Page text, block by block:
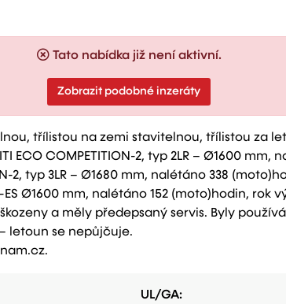
Tato nabídka již není aktivní.
Zobrazit podobné inzeráty
třílistou na zemi stavitelnou, třílistou za
COMPETITION-2, typ 2LR – Ø1600 mm,
2, typ 3LR – Ø1680 mm, nalétáno 338
ES Ø1600 mm, nalétáno 152 (moto)hodin, rok
a měly předepsaný servis. Byly
letoun se nepůjčuje.
UL/GA: